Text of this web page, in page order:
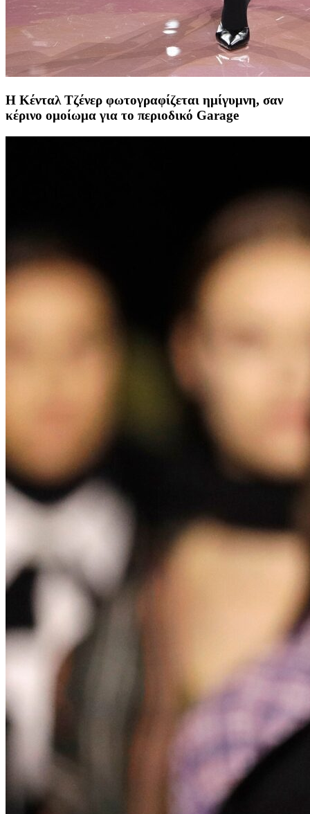
Η Κένταλ Τζένερ φωτογραφίζεται ημίγυμνη, σαν
κέρινο ομοίωμα για το περιοδικό Garage